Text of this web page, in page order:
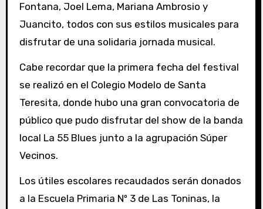
Fontana, Joel Lema, Mariana Ambrosio y
Juancito, todos con sus estilos musicales para
disfrutar de una solidaria jornada musical.
Cabe recordar que la primera fecha del festival
se realizó en el Colegio Modelo de Santa
Teresita, donde hubo una gran convocatoria de
público que pudo disfrutar del show de la banda
local La 55 Blues junto a la agrupación Súper
Vecinos.
Los útiles escolares recaudados serán donados
a la Escuela Primaria Nº 3 de Las Toninas, la